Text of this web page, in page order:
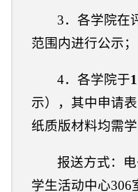
3．各学院在
范围内进行公示；
4．各学院于
示），其中申请
纸质版材料均需学
报送方式：
学生活动中心306